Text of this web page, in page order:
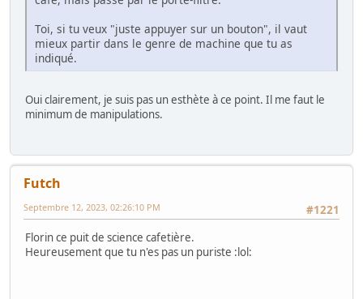
Toi, si tu veux "juste appuyer sur un bouton", il vaut
mieux partir dans le genre de machine que tu as
indiqué.
Oui clairement, je suis pas un esthète à ce point. Il me faut le
minimum de manipulations.
Futch
#1221
Septembre 12, 2023, 02:26:10 PM
Florin ce puit de science cafetière.
Heureusement que tu n'es pas un puriste :lol: